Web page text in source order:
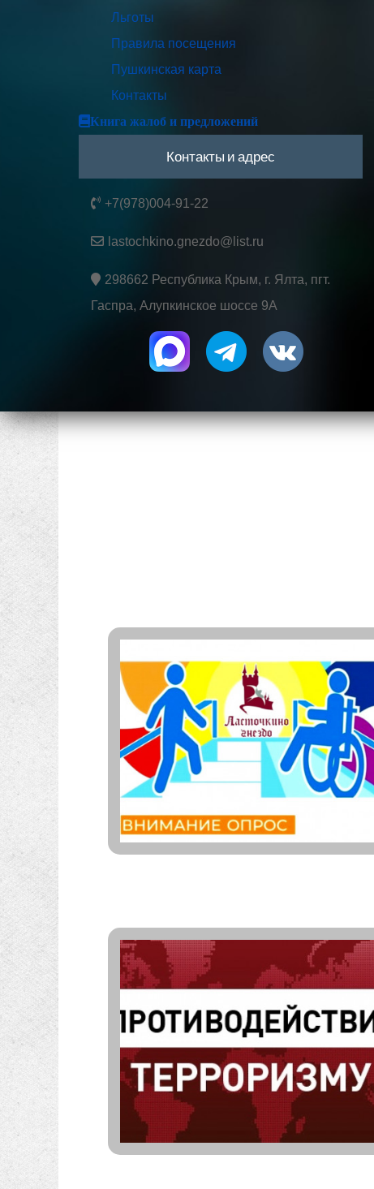
Льготы
Правила посещения
Пушкинская карта
Контакты
Книга жалоб и предложений
Контакты и адрес
+7(978)004-91-22
lastochkino.gnezdo@list.ru
298662 Республика Крым, г. Ялта, пгт.
Гаспра, Алупкинское шоссе 9А